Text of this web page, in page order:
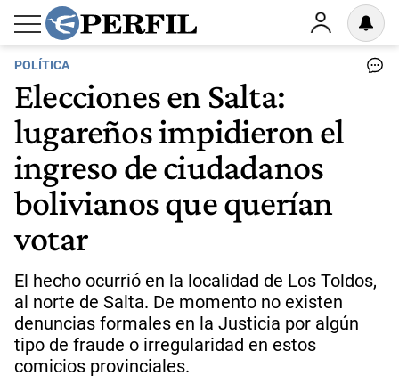
POLÍTICA
Elecciones en Salta:
lugareños impidieron el
ingreso de ciudadanos
bolivianos que querían
votar
El hecho ocurrió en la localidad de Los Toldos,
al norte de Salta. De momento no existen
denuncias formales en la Justicia por algún
tipo de fraude o irregularidad en estos
comicios provinciales.